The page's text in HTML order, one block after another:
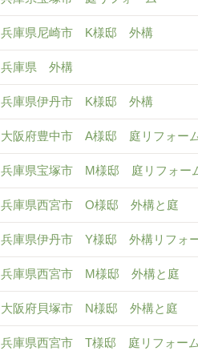
兵庫県尼崎市 K様邸 外構
兵庫県 外構
兵庫県伊丹市 K様邸 外構
大阪府豊中市 A様邸 庭リフォー
兵庫県宝塚市 M様邸 庭リフォー
兵庫県西宮市 O様邸 外構と庭
兵庫県伊丹市 Y様邸 外構リフォ
兵庫県西宮市 M様邸 外構と庭
大阪府貝塚市 N様邸 外構と庭
兵庫県西宮市 T様邸 庭リフォーム